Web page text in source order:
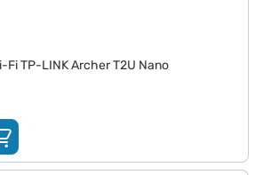
TP-LINK Archer T2U Nano